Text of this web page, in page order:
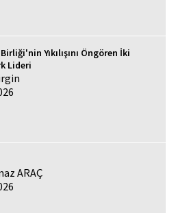
Yıkılışını Öngören İki
Lideri
ARAÇ